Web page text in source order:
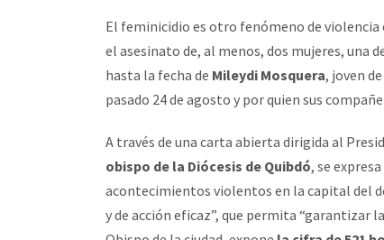
El feminicidio es otro fenómeno de
el asesinato de, al menos, dos mujeres, una
hasta la fecha de Mileydi Mosquera, joven
pasado 24 de agosto y por quien sus
A través de una carta abierta dirigida al
obispo de la Diócesis de Quibdó, se
acontecimientos violentos en la capital del
y de acción eficaz”, que permita “garantizar